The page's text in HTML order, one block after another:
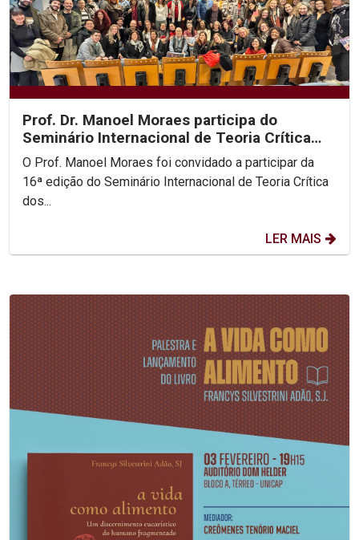
Prof. Dr. Manoel Moraes participa do
Seminário Internacional de Teoria Crítica
dos Direitos...
O Prof. Manoel Moraes foi convidado a participar da
16ª edição do Seminário Internacional de Teoria Crítica
dos...
LER MAIS